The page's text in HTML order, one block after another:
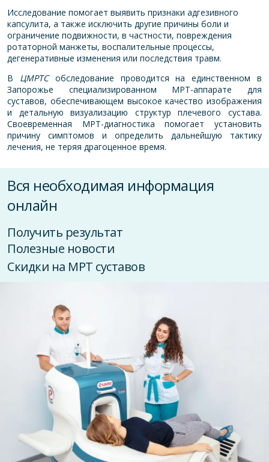
Исследование помогает выявить признаки адгезивного
капсулита, а также исключить другие причины боли и
ограничение подвижности, в частности, повреждения
ротаторной манжеты, воспалительные процессы,
дегенеративные изменения или последствия травм.
В ЦМРТС обследование проводится на единственном в
Запорожье специализированном МРТ-аппарате для
суставов, обеспечивающем высокое качество изображения
и детальную визуализацию структур плечевого сустава.
Своевременная МРТ-диагностика помогает установить
причину симптомов и определить дальнейшую тактику
лечения, не теряя драгоценное время.
Вся необходимая информация
онлайн
Получить результат
Полезные новости
Скидки на МРТ суставов